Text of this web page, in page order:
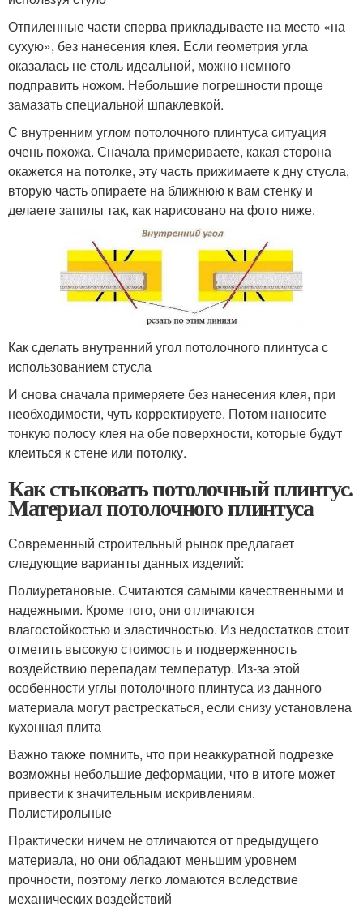
Отпиленные части сперва прикладываете на место «на
сухую», без нанесения клея. Если геометрия угла
оказалась не столь идеальной, можно немного
подправить ножом. Небольшие погрешности проще
замазать специальной шпаклевкой.
С внутренним углом потолочного плинтуса ситуация
очень похожа. Сначала примериваете, какая сторона
окажется на потолке, эту часть прижимаете к дну стусла,
вторую часть опираете на ближнюю к вам стенку и
делаете запилы так, как нарисовано на фото ниже.
Как сделать внутренний угол потолочного плинтуса с
использованием стусла
И снова сначала примеряете без нанесения клея, при
необходимости, чуть корректируете. Потом наносите
тонкую полосу клея на обе поверхности, которые будут
клеиться к стене или потолку.
Как стыковать потолочный плинтус.
Материал потолочного плинтуса
Современный строительный рынок предлагает
следующие варианты данных изделий:
Полиуретановые. Считаются самыми качественными и
надежными. Кроме того, они отличаются
влагостойкостью и эластичностью. Из недостатков стоит
отметить высокую стоимость и подверженность
воздействию перепадам температур. Из-за этой
особенности углы потолочного плинтуса из данного
материала могут растрескаться, если снизу установлена
кухонная плита
Важно также помнить, что при неаккуратной подрезке
возможны небольшие деформации, что в итоге может
привести к значительным искривлениям.
Полистирольные
Практически ничем не отличаются от предыдущего
материала, но они обладают меньшим уровнем
прочности, поэтому легко ломаются вследствие
механических воздействий